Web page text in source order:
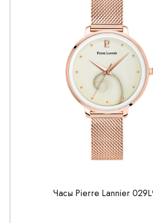
Часы Pierre Lannier